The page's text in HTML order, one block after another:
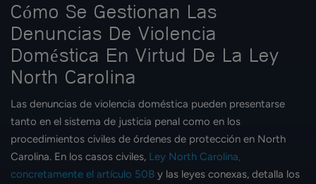
Cómo Se Gestionan Las
Denuncias De Violencia
Doméstica En Virtud De La Ley
North Carolina
Las denuncias de violencia doméstica pueden presentarse
tanto en el sistema de justicia penal como en los
procedimientos civiles de órdenes de protección en North
Carolina. En los casos civiles, Ley North Carolina,
concretamente el artículo 50B y las leyes conexas, detalla los